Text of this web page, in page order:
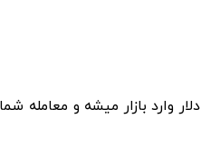
در قیمت 10 دلار دارین. هنگام ارسال سفارش، فروشنده ای با قیمت 9.8